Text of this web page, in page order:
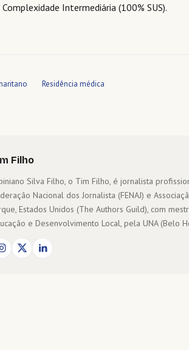
Intermediária (100% SUS).
Residência médica
Filho
Silva Filho, o Tim Filho, é jornalista
Nacional dos Jornalista (FENAJ) e
Estados Unidos (The Authors Guild), com
e Desenvolvimento Local, pela UNA (Belo